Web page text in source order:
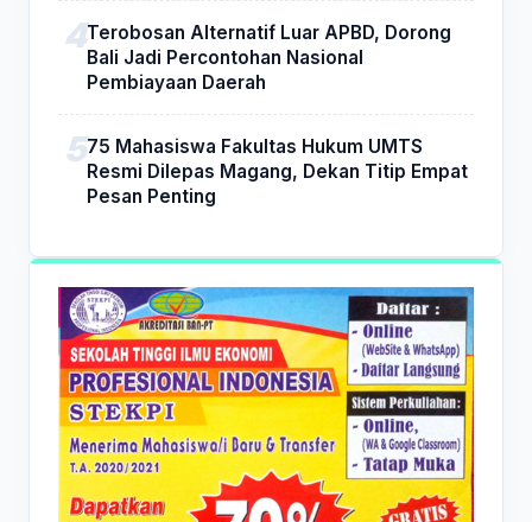
Terobosan Alternatif Luar APBD, Dorong
Bali Jadi Percontohan Nasional
Pembiayaan Daerah
75 Mahasiswa Fakultas Hukum UMTS
Resmi Dilepas Magang, Dekan Titip Empat
Pesan Penting